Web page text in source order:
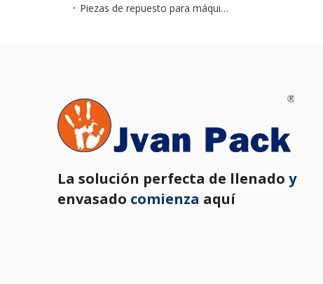
Piezas de repuesto para máquinas de embalaje
La solución perfecta de llenado y
envasado comienza aquí